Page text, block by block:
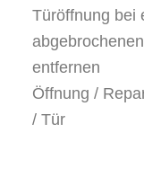
Türöffnung bei
entfernen
Öffnung /
/ Tür